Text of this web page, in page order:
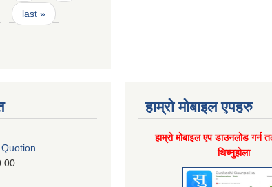
last »
हाम्राे माेबाइल एपहरु
हाम्राे माेबाइल एप डाउनलाेड गर्न
थिच्नुहाेला